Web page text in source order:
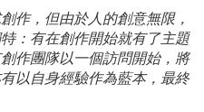
作，但由於人的創意無限，
：有在創作開始就有了主題
作團隊以一個訪問開始，將
以自身經驗作為藍本，最終